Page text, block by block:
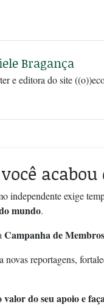
Bragança
e editora do site
você
independente exige
mundo.
Campanha de Membros
novas reportagens,
valor do seu apoio e